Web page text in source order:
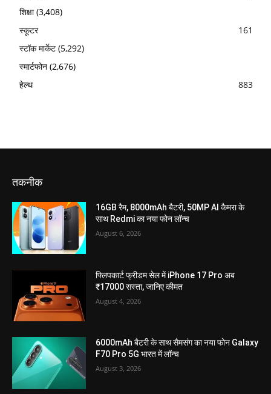
शिक्षा(3,408)
स्कूटर
161
स्टॉक मार्केट (5,292)
स्मार्टफोन (2,676)
हेल्थ
883
तकनीक
16GB रैम, 8000mAh बैटरी, 50MP AI कैमरा के
साथ Redmi का नया फोन लॉन्च
August 6, 2026
फ्लिपकार्ट फ्रीडम सेल में iPhone 17 Pro अब
₹17000 सस्ता, जानिए कीमत
August 4, 2026
6000mAh बैटरी के साथ सैमसंग का नया फोन Galaxy
F70 Pro 5G भारत में लॉन्च
August 3, 2026